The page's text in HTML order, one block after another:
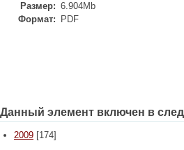
Размер: 6.904Mb
Формат:
PDF
Данный элемент включен в
2009 [174]